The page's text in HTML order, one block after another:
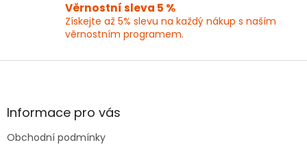
s
u
Věrnostní sleva 5 %
Získejte až 5% slevu na každý nákup s naším
věrnostním programem.
Z
aInformace pro vás
Obchodní podmínky